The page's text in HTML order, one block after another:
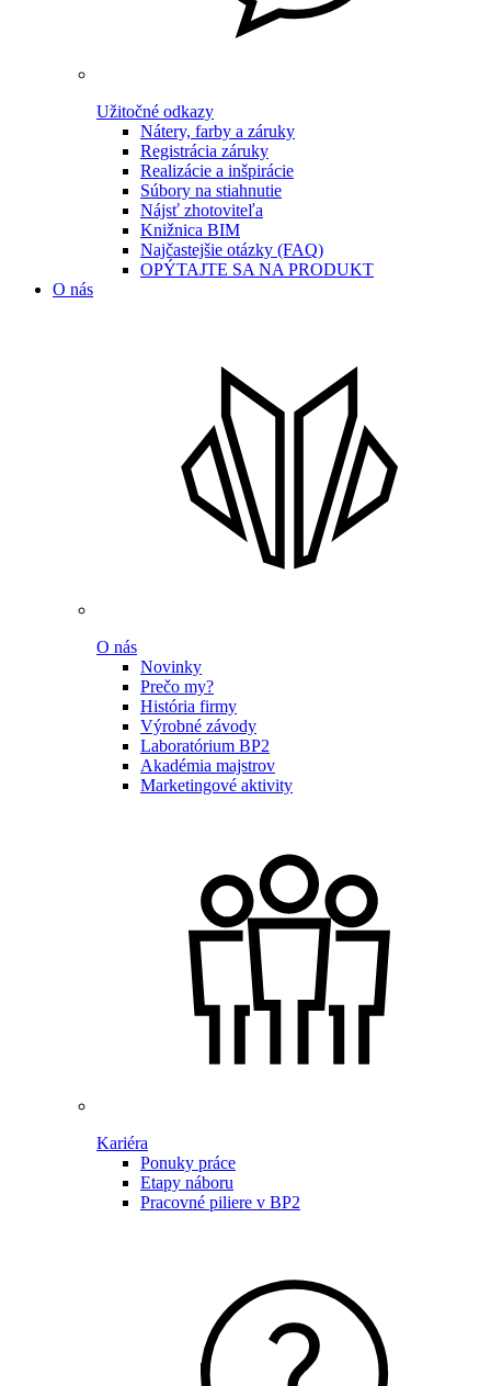
Užitočné odkazy
Nátery, farby a záruky
Registrácia záruky
Realizácie a inšpirácie
Súbory na stiahnutie
Nájsť zhotoviteľa
Knižnica BIM
Najčastejšie otázky (FAQ)
OPÝTAJTE SA NA PRODUKT
O nás
O nás
Novinky
Prečo my?
História firmy
Výrobné závody
Laboratórium BP2
Akadémia majstrov
Marketingové aktivity
Kariéra
Ponuky práce
Etapy náboru
Pracovné piliere v BP2